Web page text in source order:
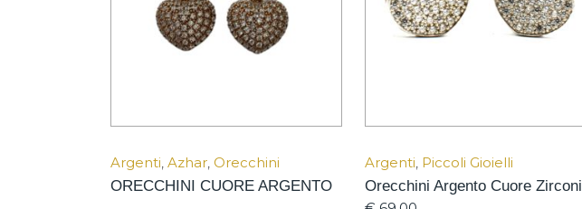
Argenti, Azhar, Orecchini
ORECCHINI CUORE ARGENTO
Argenti, Piccoli Gioielli
Orecchini Argento Cuore Zirconi